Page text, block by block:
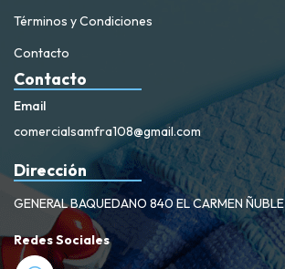
Términos y Condiciones
Contacto
Contacto
Email
comercialsamfra108@gmail.com
Dirección
GENERAL BAQUEDANO 840 EL CARMEN ÑUBLE
Redes Sociales